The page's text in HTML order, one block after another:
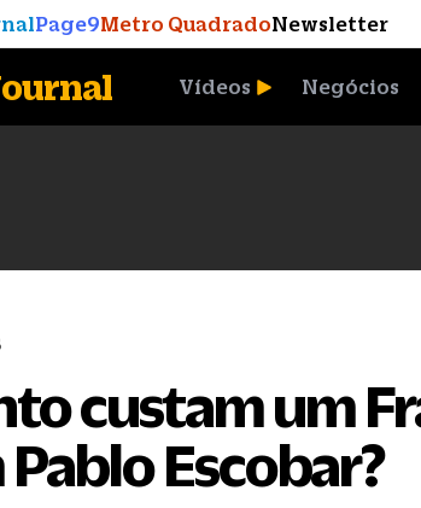
Page9Metro QuadradoNewsletter
Vídeos Negócios
custam um
Pablo Escobar?